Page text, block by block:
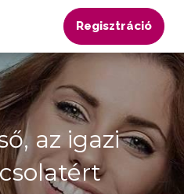
Regisztráció
az igazi